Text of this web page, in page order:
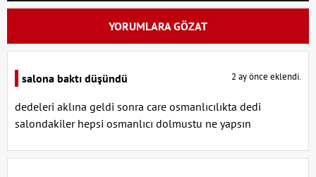
YORUMLARA GÖZAT
salona baktı düşündü 2 ay önce eklendi.
dedeleri aklına geldi sonra care osmanlıcılıkta dedi
salondakiler hepsi osmanlıcı dolmustu ne yapsın